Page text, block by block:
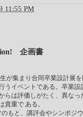
11:55 PM
企画書
が集まり合同卒業設計展
うイベントである。卒業
らは評価しがたく、異な
重で ある。
もと、講評会やシンポジ